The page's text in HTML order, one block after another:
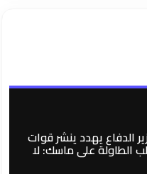
يهدد ينشر قوات
الطاولة على ماسك: لا